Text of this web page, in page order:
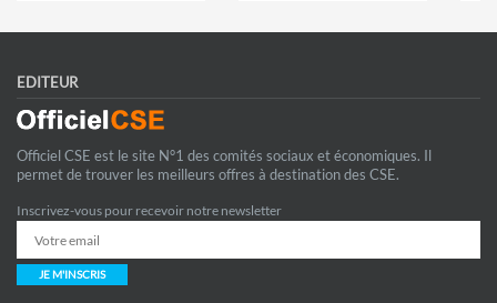
EDITEUR
Officiel CSE est le site N°1 des comités sociaux et économiques. Il
permet de trouver les meilleurs offres à destination des CSE.
Inscrivez-vous pour recevoir notre newsletter
JE M'INSCRIS